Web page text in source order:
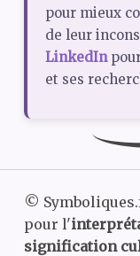
pour mieux
de leur
LinkedIn
et ses
©
pour l'
signification